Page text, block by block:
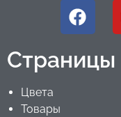
Страницы
Цвета
Товары